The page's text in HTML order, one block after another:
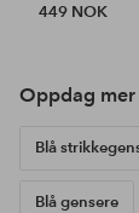
449 NOK
Oppdag mer
Blå
Blå gensere